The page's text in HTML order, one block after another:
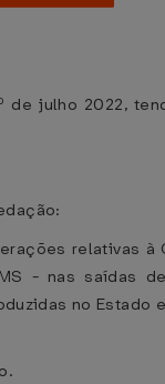
de julho 2022,
relativas à
- nas saídas
no Estado